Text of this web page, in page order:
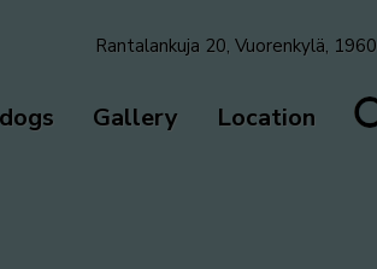
Rantalankuja 20, Vuorenkylä,
Gallery Location